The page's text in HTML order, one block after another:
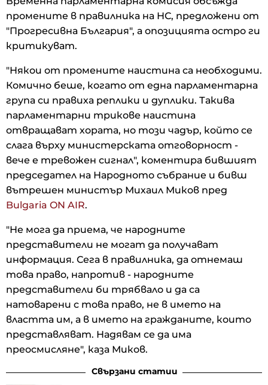
промените в правилника на НС, предложени от
"Прогресивна България", а опозицията остро ги
критикуват.
"Някои от промените наистина са необходими.
Комично беше, когато от една парламентарна
група си правиха реплики и дуплики. Такива
парламентарни трикове наистина
отвращават хората, но този чадър, който се
слага върху министерската отговорност -
вече е тревожен сигнал", коментира бившият
председател на Народното събрание и бивш
вътрешен министър Михаил Миков пред
Bulgaria ON AIR.
"Не мога да приема, че народните
представители не могат да получават
информация. Сега в правилника, да отнемаш
това право, напротив - народните
представители би трябвало и да са
натоварени с това право, не в името на
властта им, а в името на гражданите, които
представляват. Надявам се да има
преосмисляне", каза Миков.
Свързани статии